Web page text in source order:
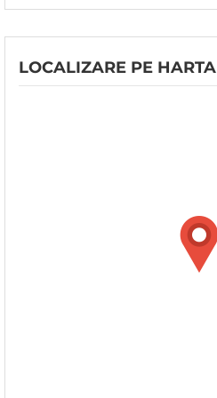
LOCALIZARE PE HARTA